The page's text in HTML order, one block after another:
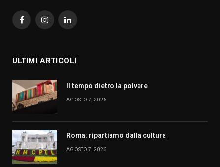
FacebookInstagramLinkedIn
ULTIMI ARTICOLI
Il tempo dietro la polvere
AGOSTO 7, 2026
Roma: ripartiamo dalla cultura
AGOSTO 7, 2026